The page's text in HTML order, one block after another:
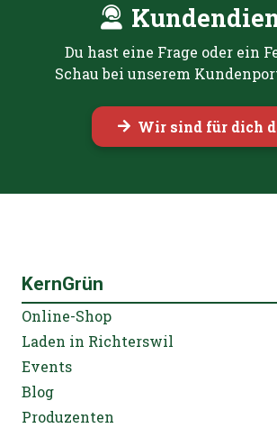
Du hast eine Frage oder ein
Schau bei unserem
Wir sind für dich
KernGrün
Online-Shop
Laden in Richterswil
Events
Blog
Produzenten